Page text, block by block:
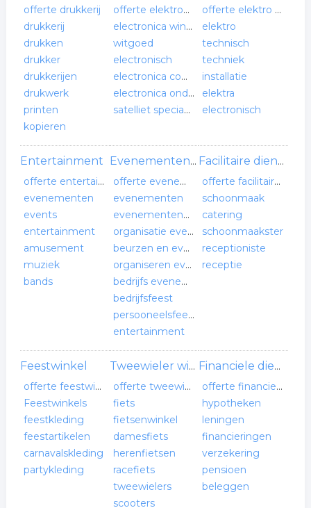
offerte drukkerij
drukkerij
drukken
drukker
drukkerijen
drukwerk
printen
kopieren
offerte elektronicazaak
electronica winkel
witgoed
electronisch
electronica componenten
electronica onderdelen
satelliet speciaalzaak
offerte elektro technisch installatie bureau
elektro
technisch
techniek
installatie
elektra
electronisch
Entertainment
offerte entertainment
evenementen
events
entertainment
amusement
muziek
bands
Evenementenverzorging
offerte evenementenverzorging
evenementen
evenementenbureau
organisatie evenementen
beurzen en evenementen
organiseren evenement
bedrijfs evenement
bedrijfsfeest
persooneelsfeest
entertainment
Facilitaire dienstverlening
offerte facilitaire dienstverlening
schoonmaak
catering
schoonmaakster
receptioniste
receptie
Feestwinkel
offerte feestwinkel
Feestwinkels
feestkleding
feestartikelen
carnavalskleding
partykleding
Tweewieler winkel
offerte tweewieler winkel
fiets
fietsenwinkel
damesfiets
herenfietsen
racefiets
tweewielers
scooters
Financiele dienstverlener
offerte financiele dienstverlener
hypotheken
leningen
financieringen
verzekering
pensioen
beleggen